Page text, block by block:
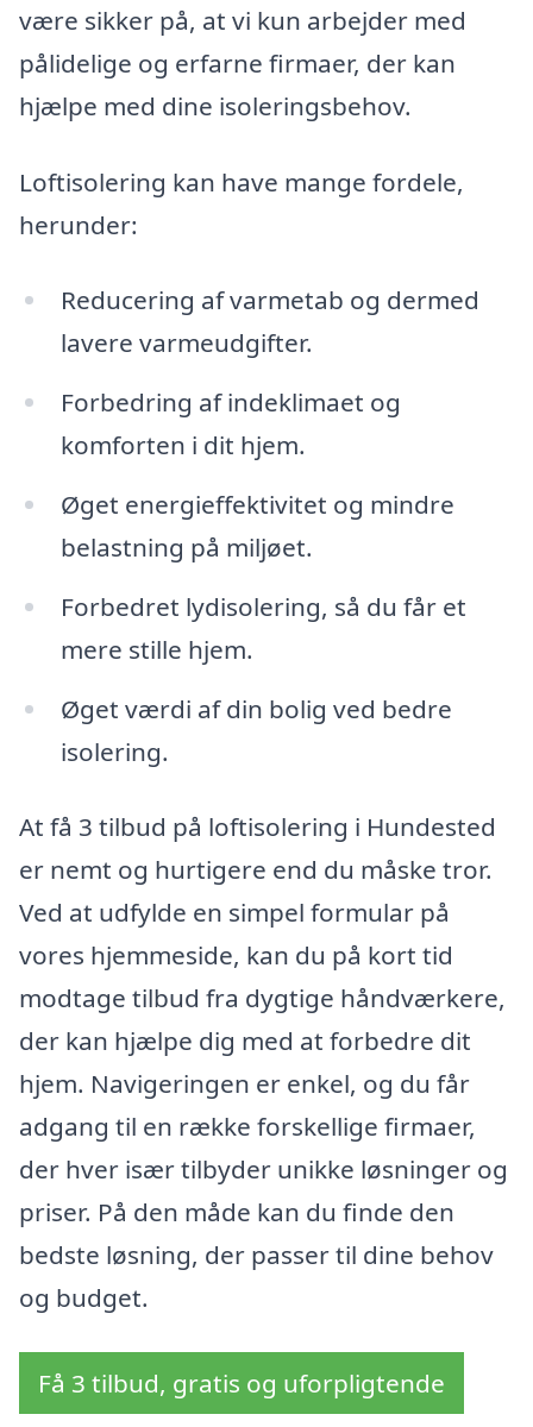
være sikker på, at vi kun arbejder med
pålidelige og erfarne firmaer, der kan
hjælpe med dine isoleringsbehov.
Loftisolering kan have mange fordele,
herunder:
Reducering af varmetab og dermed
lavere varmeudgifter.
Forbedring af indeklimaet og
komforten i dit hjem.
Øget energieffektivitet og mindre
belastning på miljøet.
Forbedret lydisolering, så du får et
mere stille hjem.
Øget værdi af din bolig ved bedre
isolering.
At få 3 tilbud på loftisolering i Hundested
er nemt og hurtigere end du måske tror.
Ved at udfylde en simpel formular på
vores hjemmeside, kan du på kort tid
modtage tilbud fra dygtige håndværkere,
der kan hjælpe dig med at forbedre dit
hjem. Navigeringen er enkel, og du får
adgang til en række forskellige firmaer,
der hver især tilbyder unikke løsninger og
priser. På den måde kan du finde den
bedste løsning, der passer til dine behov
og budget.
Få 3 tilbud, gratis og uforpligtende